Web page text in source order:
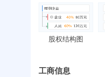
股东信息
主要人员 2
对外投资
控制企业
最终受益人
股权结构图
工商信息